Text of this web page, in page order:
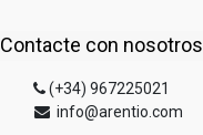
Contacte con nosotros
(+34) 967225021
info@arentio.com